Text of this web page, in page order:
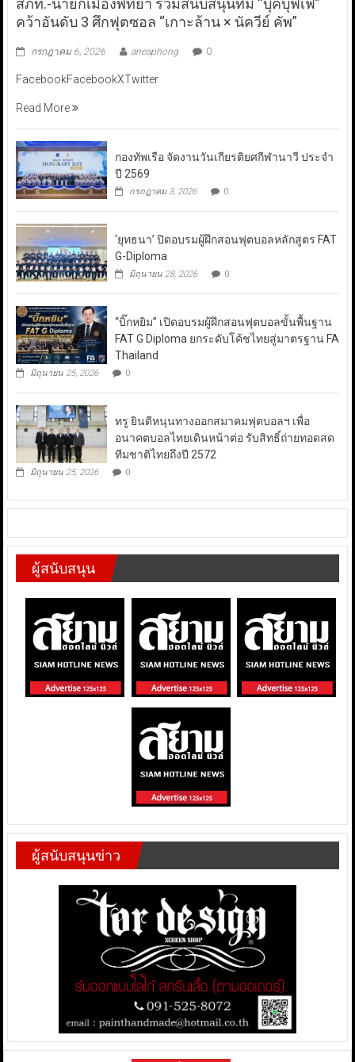
สภท.-นายกเมืองพัทยา ร่วมสนับสนุนทีม “บุ๊คบุฟเฟ่”
คว้าอันดับ 3 ศึกฟุตซอล “เกาะล้าน × นัควีย์ คัพ”
กรกฎาคม 6, 2026 aneaphong 0
FacebookFacebookXTwitter
Read More
กองทัพเรือ จัดงานวันเกียรติยศกีฬานาวี ประจำ
ปี 2569
กรกฎาคม 3, 2026 0
‘ยุทธนา’ ปิดอบรมผู้ฝึกสอนฟุตบอลหลักสูตร FAT
G-Diploma
มิถุนายน 28, 2026 0
“บิ๊กหยิม” เปิดอบรมผู้ฝึกสอนฟุตบอลขั้นพื้นฐาน
FAT G Diploma ยกระดับโค้ชไทยสู่มาตรฐาน FA
Thailand
มิถุนายน 25, 2026 0
ทรู ยินดีหนุนทางออกสมาคมฟุตบอลฯ เพื่อ
อนาคตบอลไทยเดินหน้าต่อ รับสิทธิ์ถ่ายทอดสด
ทีมชาติไทยถึงปี 2572
มิถุนายน 25, 2026 0
ผู้สนับสนุน
ผู้สนับสนุนข่าว